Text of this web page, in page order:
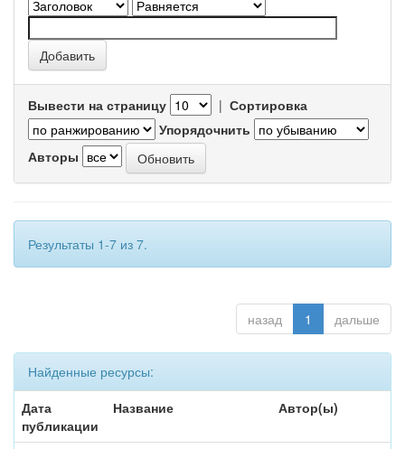
Вывести на страницу | Сортировка
Упорядочнить
Авторы
Результаты 1-7 из 7.
назад 1 дальше
Найденные ресурсы:
Дата
публикации
Название Автор(ы)